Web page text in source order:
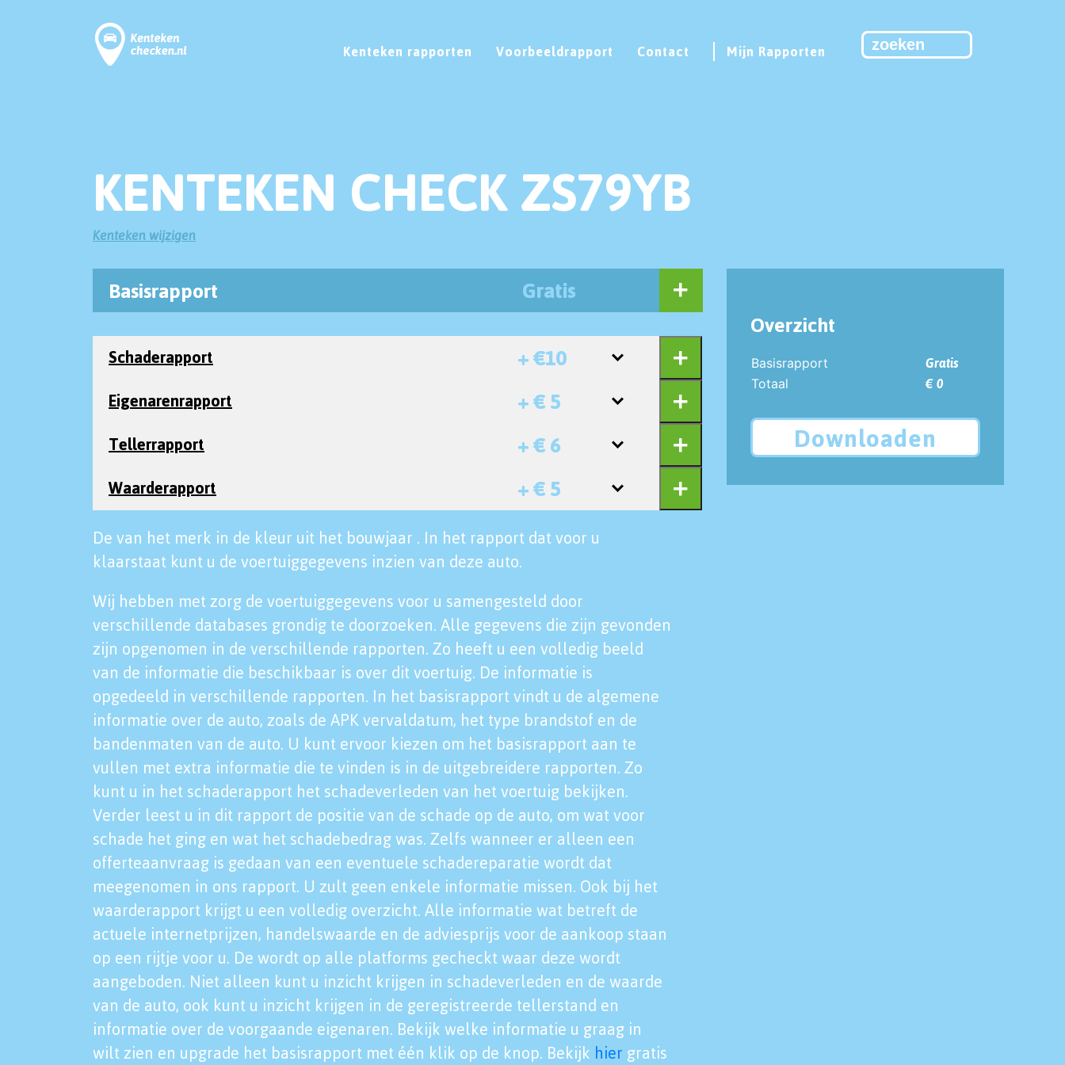
Kenteken rapporten Voorbeeldrapport Contact Mijn Rapporten
KENTEKEN CHECK ZS79YB
Kenteken wijzigen
Basisrapport Gratis
Schaderapport + €10
Eigenarenrapport + € 5
Tellerrapport + € 6
Waarderapport + € 5
De van het merk in de kleur uit het bouwjaar . In het rapport dat voor u
klaarstaat kunt u de voertuiggegevens inzien van deze auto.
Wij hebben met zorg de voertuiggegevens voor u samengesteld door
verschillende databases grondig te doorzoeken. Alle gegevens die zijn gevonden
zijn opgenomen in de verschillende rapporten. Zo heeft u een volledig beeld
van de informatie die beschikbaar is over dit voertuig. De informatie is
opgedeeld in verschillende rapporten. In het basisrapport vindt u de algemene
informatie over de auto, zoals de APK vervaldatum, het type brandstof en de
bandenmaten van de auto. U kunt ervoor kiezen om het basisrapport aan te
vullen met extra informatie die te vinden is in de uitgebreidere rapporten. Zo
kunt u in het schaderapport het schadeverleden van het voertuig bekijken.
Verder leest u in dit rapport de positie van de schade op de auto, om wat voor
schade het ging en wat het schadebedrag was. Zelfs wanneer er alleen een
offerteaanvraag is gedaan van een eventuele schadereparatie wordt dat
meegenomen in ons rapport. U zult geen enkele informatie missen. Ook bij het
waarderapport krijgt u een volledig overzicht. Alle informatie wat betreft de
actuele internetprijzen, handelswaarde en de adviesprijs voor de aankoop staan
op een rijtje voor u. De wordt op alle platforms gecheckt waar deze wordt
aangeboden. Niet alleen kunt u inzicht krijgen in schadeverleden en de waarde
van de auto, ook kunt u inzicht krijgen in de geregistreerde tellerstand en
informatie over de voorgaande eigenaren. Bekijk welke informatie u graag in
wilt zien en upgrade het basisrapport met één klik op de knop. Bekijk hier gratis
Overzicht
Basisrapport
Gratis
Totaal
€ 0
Downloaden